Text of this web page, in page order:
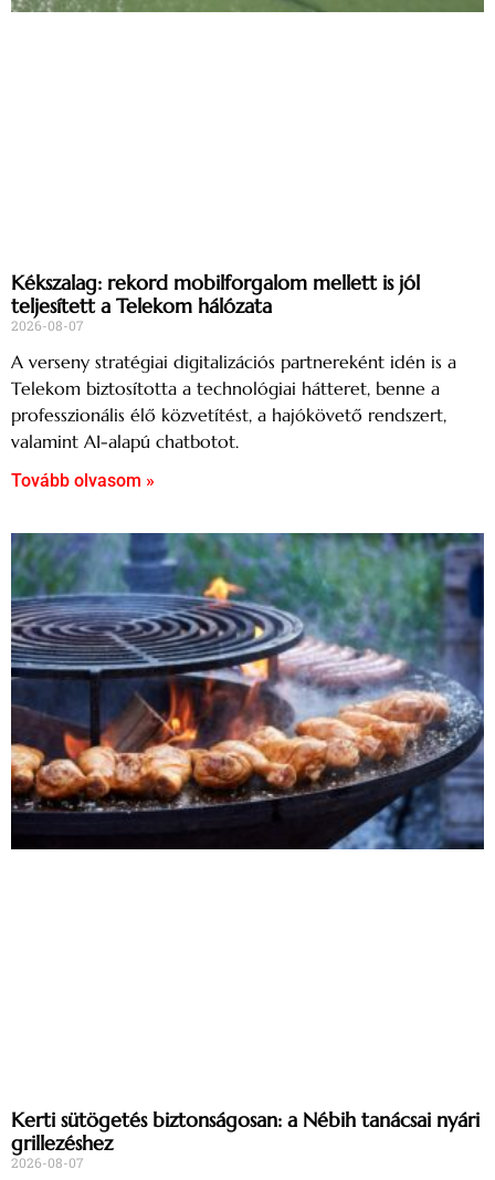
Kékszalag: rekord mobilforgalom mellett is jól
teljesített a Telekom hálózata
2026-08-07
A verseny stratégiai digitalizációs partnereként idén is a
Telekom biztosította a technológiai hátteret, benne a
professzionális élő közvetítést, a hajókövető rendszert,
valamint AI-alapú chatbotot.
Tovább olvasom »
Kerti sütögetés biztonságosan: a Nébih tanácsai nyári
grillezéshez
2026-08-07